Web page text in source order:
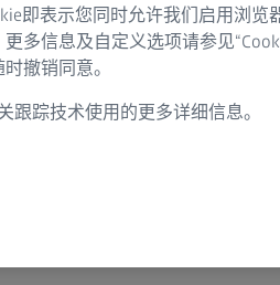
部件更换
即表示您同时允许我们启用浏览
多信息及自定义选项请参见
撤销同意。
跟踪技术使用的更多详细信息。